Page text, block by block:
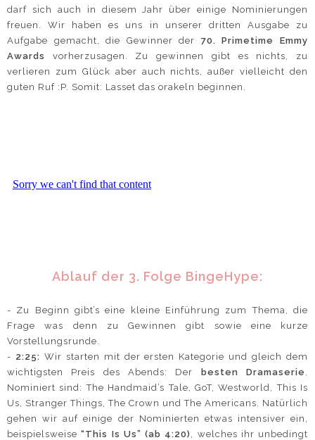
darf sich auch in diesem Jahr über einige Nominierungen
freuen. Wir haben es uns in unserer dritten Ausgabe zu
Aufgabe gemacht, die Gewinner der 70. Primetime Emmy
Awards vorherzusagen. Zu gewinnen gibt es nichts, zu
verlieren zum Glück aber auch nichts, außer vielleicht den
guten Ruf :P. Somit: Lasset das orakeln beginnen.
Ablauf der 3. Folge BingeHype:
- Zu Beginn gibt’s eine kleine Einführung zum Thema, die
Frage was denn zu Gewinnen gibt sowie eine kurze
Vorstellungsrunde.
- 2:25: Wir starten mit der ersten Kategorie und gleich dem
wichtigsten Preis des Abends: Der besten Dramaserie
Nominiert sind: The Handmaid’s Tale, GoT, Westworld, This Is
Us, Stranger Things, The Crown und The Americans. Natürlich
gehen wir auf einige der Nominierten etwas intensiver ein,
beispielsweise“This Is Us” (ab 4:20)
, welches ihr unbedingt